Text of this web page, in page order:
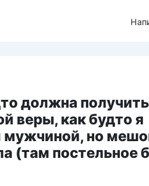
должна получить
веры, как будто я
но
(там постельное